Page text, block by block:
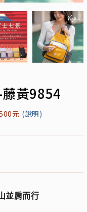
黃9854
元 (說明)
並肩而行